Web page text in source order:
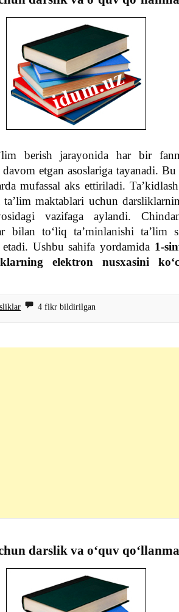
berish jarayonida har bir
etgan asoslariga tayanadi. Bu
mufassal aks ettiriladi.
maktablari uchun
vazifaga aylandi.
bilan to‘liq ta’minlanishi ta’lim
Ushbu sahifa yordamida 1-
elektron nusxasini
4 fikr bildirilgan
darslik va o‘quv